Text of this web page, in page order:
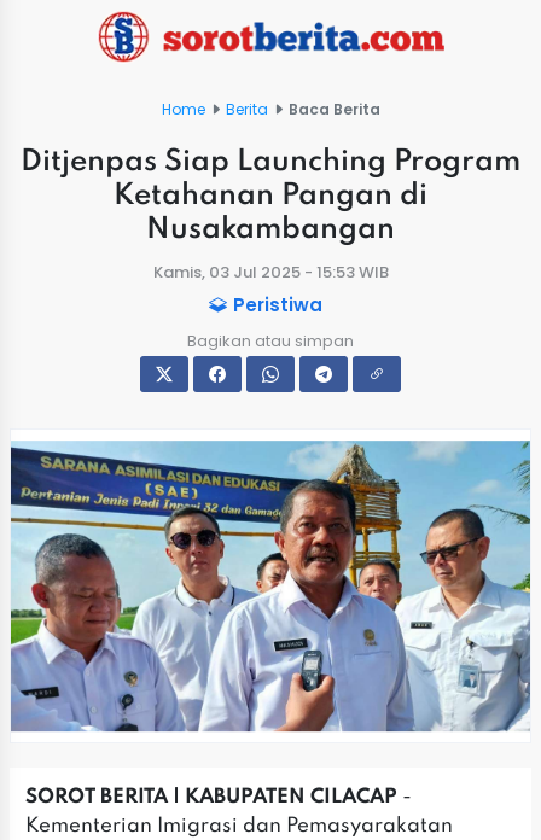
Home Berita Baca Berita
Ditjenpas Siap Launching Program
Ketahanan Pangan di
Nusakambangan
Kamis, 03 Jul 2025 - 15:53 WIB
Peristiwa
Bagikan atau simpan
SOROT BERITA | KABUPATEN CILACAP -
Kementerian Imigrasi dan Pemasyarakatan